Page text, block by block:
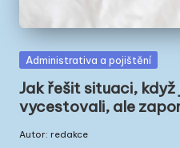
Posted
Administrativa a pojištění
Jak řešit situaci,
vycestovali, ale
Posted
Autor: redakce